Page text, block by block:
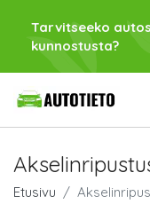
Tarvitseeko
kunnostusta?
Etusivu